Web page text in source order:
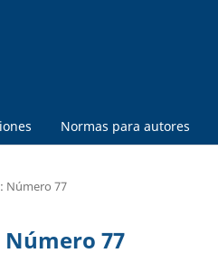
Normas para autores
Número 77
Número 77